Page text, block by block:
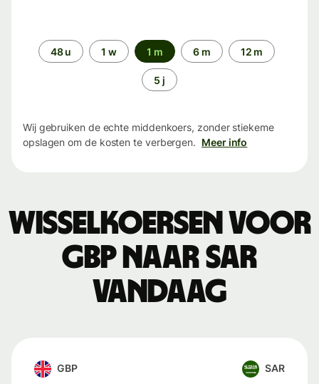
Periode48 u 1 w 1 m 6 m 12 m
5 j
Wij gebruiken de echte middenkoers, zonder stiekeme
opslagen om de kosten te verbergen. Meer info
Wisselkoersen voor
GBP naar SAR
vandaag
GBP SAR